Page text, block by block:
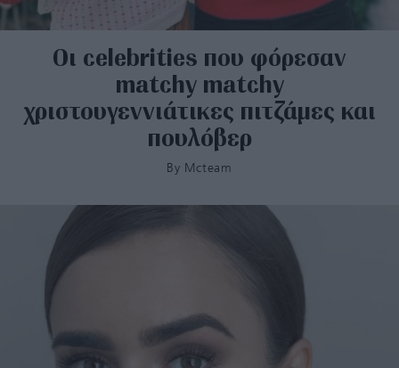
Οι celebrities που φόρεσαν
matchy matchy
χριστουγεννιάτικες πιτζάμες και
πουλόβερ
By Mcteam